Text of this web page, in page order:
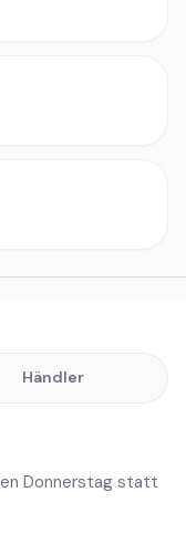
Händler
Donnerstag statt